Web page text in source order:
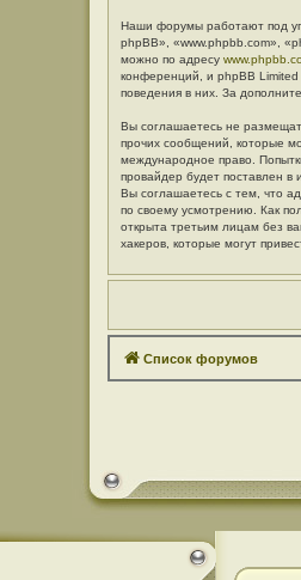
Наши форумы работают под
phpBB», «www.phpbb.com»,
можно по адресу
конференций, и phpBB Limited
поведения в них. За
Вы соглашаетесь не
прочих сообщений, которые
международное право.
провайдер будет поставлен в
Вы соглашаетесь с тем, что
по своему усмотрению. Как
открыта третьим лицам без
хакеров, которые могут
Список форумов